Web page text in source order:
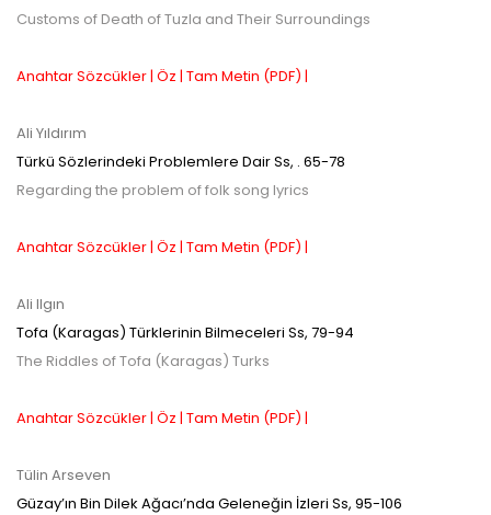
Customs of Death of Tuzla and Their Surroundings
Anahtar Sözcükler | Öz | Tam Metin (PDF) |
Ali Yıldırım
Türkü Sözlerindeki Problemlere DairSs, . 65-78
Regarding the problem of folk song lyrics
Anahtar Sözcükler | Öz | Tam Metin (PDF) |
Ali Ilgın
Tofa (Karagas) Türklerinin Bilmeceleri Ss, 79-94
The Riddles of Tofa (Karagas) Turks
Anahtar Sözcükler | Öz | Tam Metin (PDF) |
Tülin Arseven
Güzay’ın Bin Dilek Ağacı’nda Geleneğin İzleri Ss, 95-106